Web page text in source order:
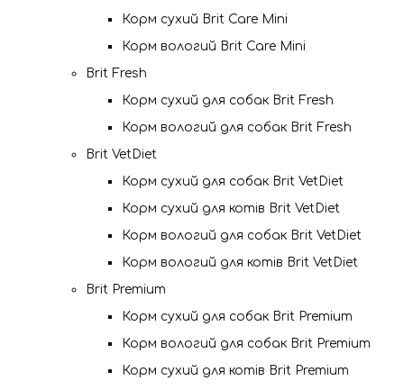
Корм сухий Brit Care Mini
Корм вологий Brit Care Mini
Brit Fresh
Корм сухий для собак Brit Fresh
Корм вологий для собак Brit Fresh
Brit VetDiet
Корм сухий для собак Brit VetDiet
Корм сухий для котів Brit VetDiet
Корм вологий для собак Brit VetDiet
Корм вологий для котів Brit VetDiet
Brit Premium
Корм сухий для собак Brit Premium
Корм вологий для собак Brit Premium
Корм сухий для котів Brit Premium